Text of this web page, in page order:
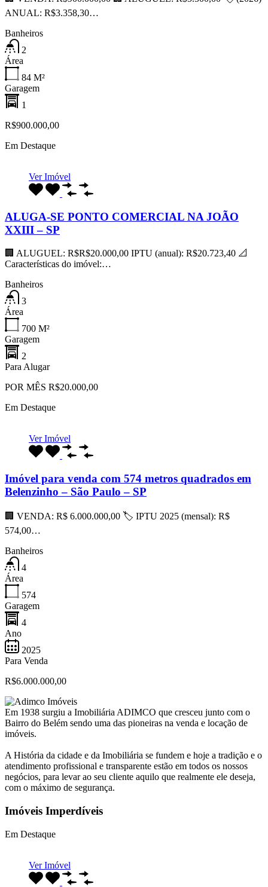
ANUAL: R$3.358,30…
Banheiros
2
Área
84 M²
Garagem
1
R$900.000,00
Em Destaque
Ver Imóvel
ALUGA-SE PONTO COMERCIAL NA JOÃO
XXIII – SP
🏢 ALUGUEL: R$R$20.000,00 IPTU (anual): R$20.723,40 📐
Características do imóvel:…
Banheiros
3
Área
700 M²
Garagem
2
Para Alugar
POR MÊS R$20.000,00
Em Destaque
Ver Imóvel
Imóvel para venda com 574 metros quadrados em
Belenzinho – São Paulo – SP
🏢 VENDA: R$ 6.000.000,00 🏷 IPTU 2025 (mensal): R$
574,00…
Banheiros
4
Área
574
Garagem
4
Ano
2025
Para Venda
R$6.000.000,00
Em 1938 surgiu a Imobiliária ADIMCO que cresceu junto com o
Bairro do Belém sendo uma das pioneiras na venda e locação de
imóveis.
A História da cidade e da Imobiliária se fundem e hoje a tradição e o
atendimento profissional e transparente estão em todos os nossos
negócios, para levar ao seu cliente aquilo que realmente ele deseja,
com o máximo de segurança.
Imóveis Imperdíveis
Em Destaque
Ver Imóvel